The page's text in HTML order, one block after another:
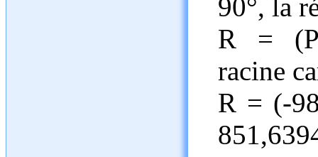
90°, la
R =
racine
R = (-